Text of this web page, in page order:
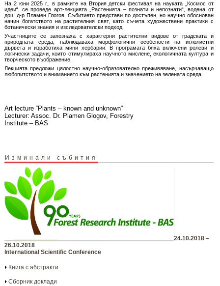
На 2 юни 2025 г., в рамките на Втория детски фестивал на науката „Космос от
идеи“, се проведе арт-лекцията „Растенията – познати и непознати“, водена от
доц. д-р Пламен Глогов. Събитието представи по достъпен, но научно обоснован
начин богатството на растителния свят, като съчета художествени практики с
ботанически знания и изследователски подход.
Участниците се запознаха с характерни растителни видове от градската и
природната среда, наблюдаваха морфологични особености на иглолистни
дървета и изработиха мини хербарии. В програмата бяха включени ролеви и
логически задачи, които стимулираха научното мислене, екологичната култура и
творческото въображение.
Лекцията предложи цялостно научно-образователно преживяване, насърчаващо
любопитството и вниманието към растенията и значението на зелената среда.
Art lecture “Plants – known and unknown”
Lecturer: Assoc. Dr. Plamen Glogov, Forestry
Institute – BAS
Изминали събития
24.10.2018 –
26.10.2018
International Scientific Conference
Книга с абстракти
Сборник доклади